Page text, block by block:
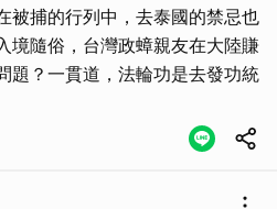
被捕的行列中，去泰國的禁忌也
境隨俗，台灣政蟑親友在大陸賺
題？一貫道，法輪功是去發功統